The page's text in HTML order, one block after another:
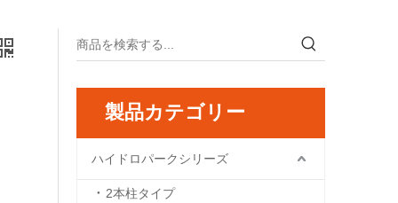
製品カテゴリー
ハイドロパークシリーズ
2本柱タイプ